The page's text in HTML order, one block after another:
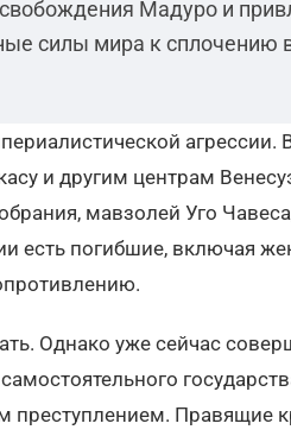
Мадуро и
силы мира к сплочению
агрессии.
и другим центрам
мавзолей Уго
есть погибшие, включая
Однако уже сейчас
Правящие